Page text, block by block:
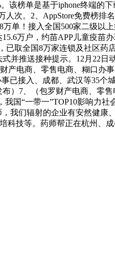
榜单是基于iphone终端的
人次。2、AppStore免费榜排
单！接入全国500家二级以
万户，约苗APP儿童疫苗办
取全国8万家连锁及社区药
并推送接种提示。12月22日
产电商、零售电商、糊口办
已接入、成都、武汉等35个
）7、（包罗财产电商、零售
我国“一带一”TOP10影响力
我们辐射的企业有安然健康
科技等。药师帮正在杭州、